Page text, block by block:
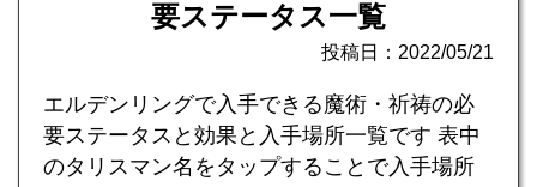
要ステータス一覧
投稿日：2022/05/21
エルデンリングで入手できる魔術・祈祷の必
要ステータスと効果と入手場所一覧です 表中
のタリスマン名をタップすることで入手場所